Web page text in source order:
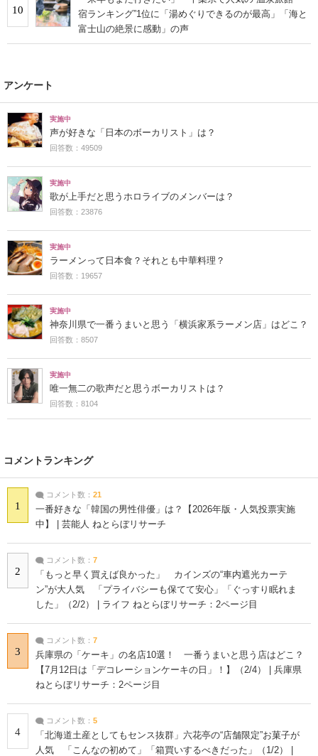
10
宿ランキング”1位に「湯めぐりできるのが最高」「海と
富士山の絶景に感動」の声
アンケート
実施中
声が好きな「日本のボーカリスト」は？
回答数：49509
実施中
歌が上手だと思うホロライブのメンバーは？
回答数：23876
実施中
ラーメンって日本食？それとも中華料理？
回答数：19657
実施中
神奈川県で一番うまいと思う「横浜家系ラーメン店」はどこ？
回答数：8507
実施中
唯一無二の歌声だと思うボーカリストは？
回答数：8104
コメントランキング
1
コメント数： 21
一番好きな「韓国の男性俳優」は？【2026年版・人気投票実施
中】 | 芸能人 ねとらぼリサーチ
2
コメント数： 7
「もっと早く買えば良かった」 カインズの“車内遮光カーテ
ン”が大人気 「プライバシーも保てて安心」「ぐっすり眠れま
した」（2/2） | ライフ ねとらぼリサーチ：2ページ目
3
コメント数： 7
兵庫県の「ケーキ」の名店10選！ 一番うまいと思う店はどこ？
【7月12日は「デコレーションケーキの日」！】（2/4） | 兵庫県
ねとらぼリサーチ：2ページ目
4
コメント数： 5
「北海道土産としてもセンス抜群」六花亭の“店舗限定”お菓子が
人気 「こんなの初めて」「箱買いするべきだった」（1/2） |